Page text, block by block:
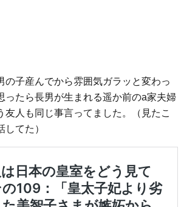
の子産んでから雰囲気ガラッと変わっ
ったら長男が生まれる遥か前のa家夫婦
友人も同じ事言ってました。（見たこ
てた）